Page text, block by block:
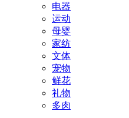
电器
运动
母婴
家纺
文体
宠物
鲜花
礼物
多肉